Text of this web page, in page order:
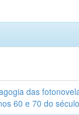
das
60 e 70 do